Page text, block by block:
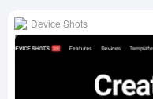
Device Shots